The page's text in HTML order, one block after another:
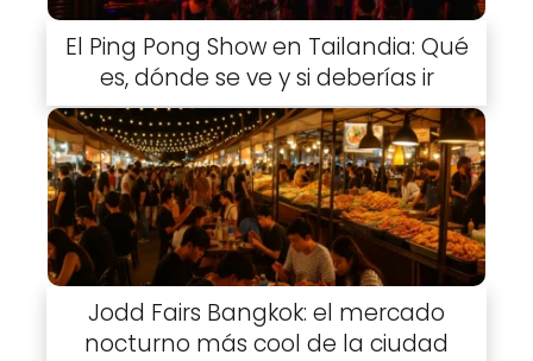
El Ping Pong Show en Tailandia: Qué
es, dónde se ve y si deberías ir
Jodd Fairs Bangkok: el mercado
nocturno más cool de la ciudad